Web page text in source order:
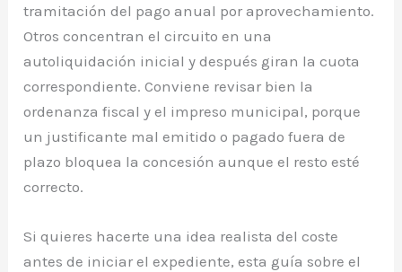
tramitación del pago anual por aprovechamiento.
Otros concentran el circuito en una
autoliquidación inicial y después giran la cuota
correspondiente. Conviene revisar bien la
ordenanza fiscal y el impreso municipal, porque
un justificante mal emitido o pagado fuera de
plazo bloquea la concesión aunque el resto esté
correcto.
Si quieres hacerte una idea realista del coste
antes de iniciar el expediente, esta guía sobre el